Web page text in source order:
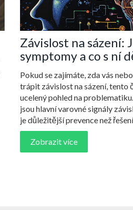
Závislost na sázení:
symptomy a co s ní
Pokud se zajímáte, zda vás
trápit závislost na sázení, tento
ucelený pohled na
jsou hlavní varovné signály
je důležitější prevence než
hledat pomoc v případě potřeby.
hloubkový pohled na symptomy,
možnosti léčby této formy
Zobrazit více